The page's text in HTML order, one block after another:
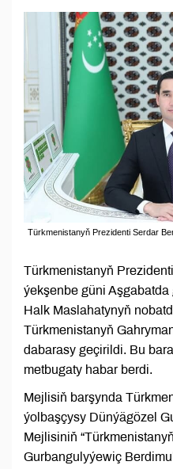
Türkmenistanyň Prezidenti Serdar
Türkmenistanyň
ýekşenbe güni
Halk Maslahatynyň
Türkmenistanyň
dabarasy geçirildi. Bu
metbugaty habar berdi.
Mejlisiň barşynda
ýolbaşçysy Dünýägözel
Mejlisiniň
Gurbangulyýewiç